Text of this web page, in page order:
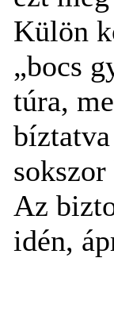
Külön
„bocs
túra,
Az
idén,